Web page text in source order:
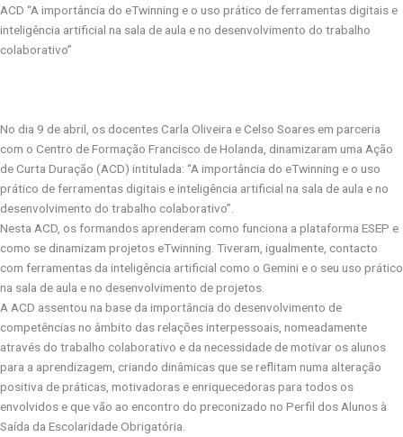
ACD “A importância do eTwinning e o uso prático de ferramentas digitais e
inteligência artificial na sala de aula e no desenvolvimento do trabalho
colaborativo”
No dia 9 de abril, os docentes Carla Oliveira e Celso Soares em parceria
com o Centro de Formação Francisco de Holanda, dinamizaram uma Ação
de Curta Duração (ACD) intitulada: “A importância do eTwinning e o uso
prático de ferramentas digitais e inteligência artificial na sala de aula e no
desenvolvimento do trabalho colaborativo”.
Nesta ACD, os formandos aprenderam como funciona a plataforma ESEP e
como se dinamizam projetos eTwinning. Tiveram, igualmente, contacto
com ferramentas da inteligência artificial como o Gemini e o seu uso prático
na sala de aula e no desenvolvimento de projetos.
A ACD assentou na base da importância do desenvolvimento de
competências no âmbito das relações interpessoais, nomeadamente
através do trabalho colaborativo e da necessidade de motivar os alunos
para a aprendizagem, criando dinâmicas que se reflitam numa alteração
positiva de práticas, motivadoras e enriquecedoras para todos os
envolvidos e que vão ao encontro do preconizado no Perfil dos Alunos à
Saída da Escolaridade Obrigatória.